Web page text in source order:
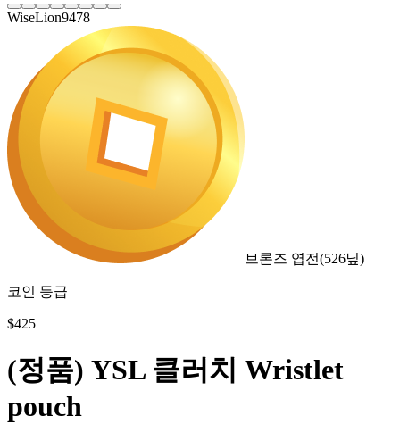
WiseLion9478
브론즈 엽전(526닢)
코인 등급
$425
(정품) YSL 클러치 Wristlet
pouch